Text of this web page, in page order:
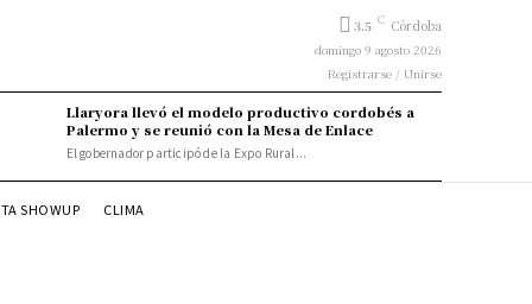
3.5 C Córdoba
domingo 9 agosto 2026
Registrarse / Unirse
Llaryora llevó el modelo productivo cordobés a
Palermo y se reunió con la Mesa de Enlace
El gobernador participó de la Expo Rural...
SHOWUP CLIMA